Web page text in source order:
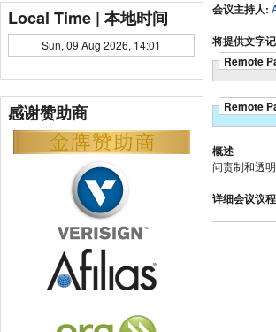
Local Time | 本地时间
Sun, 09 Aug 2026, 14:01
感谢赞助商
会议主持人:
将提供文字
Remote
Remote
概述
问责制和透
详细会议议